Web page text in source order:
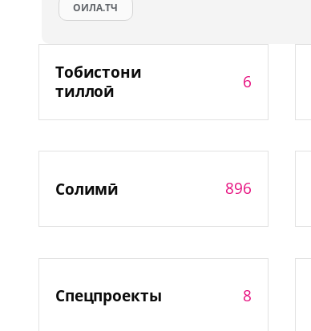
ОИЛА.ТЧ
Тобистони
тиллоӣ
6
Солимӣ 896
Спецпроекты 8